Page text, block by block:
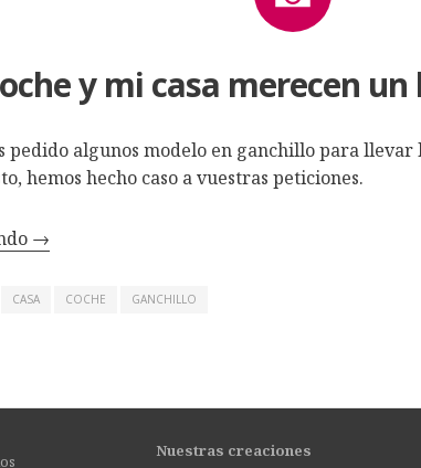
y mi casa merecen
pedido algunos modelo en ganchillo para llevar
hemos hecho caso a vuestras peticiones.
→
CASA COCHE GANCHILLO
Nuestras creaciones